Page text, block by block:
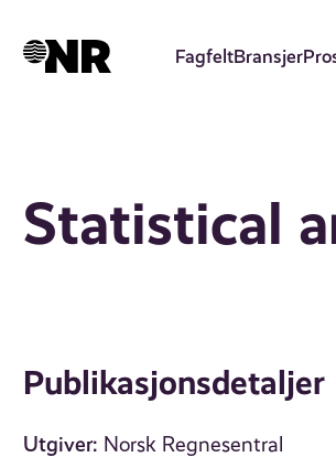
hovedinnhold
FagfeltBransjer
Statistical
Publikasjonsdetaljer
Utgiver: Norsk Regnesentral